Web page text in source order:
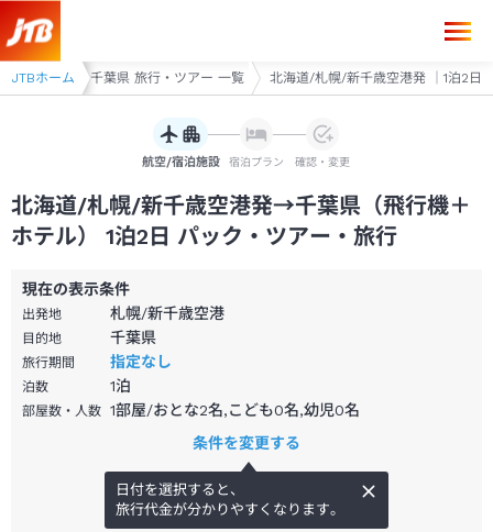
JTBホーム
千葉県 千葉県 旅行・ツアー 一覧 北海道/札幌/新千歳空港発 ｜1泊2日
航空/宿泊施設 宿泊プラン 確認・変更
北海道/札幌/新千歳空港発→千葉県（飛行機＋
ホテル） 1泊2日 パック・ツアー・旅行
現在の表示条件
出発地 札幌/新千歳空港
目的地 千葉県
旅行期間 指定なし
泊数 1泊
部屋数・人数 1部屋/おとな2名,こども0名,幼児0名
条件を変更する
日付を選択すると、
旅行代金が分かりやすくなります。